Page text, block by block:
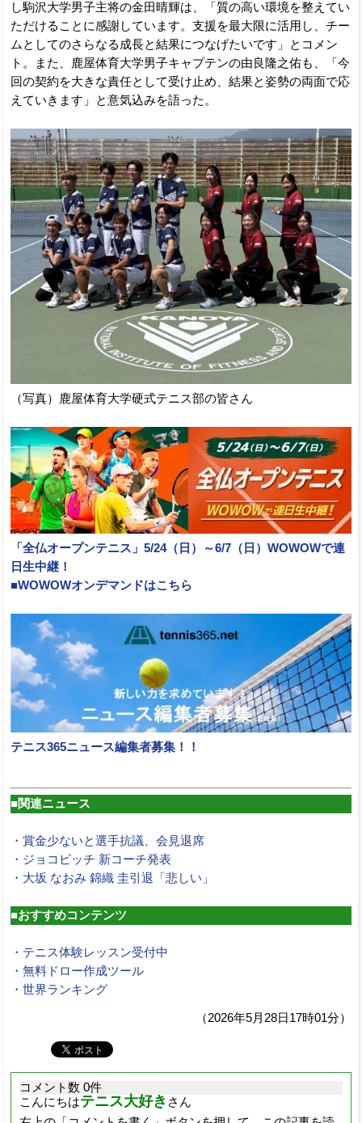
し駒沢大学男子主将の金田晴輝は、「質の高い環境を整えてい
ただけることに感謝しています。支援を最大限に活用し、チー
ムとしてのさらなる成長と結果につなげたいです」とコメン
ト。また、鹿屋体育大学男子キャプテンの由良隆之佑も、「今
回の契約を大きな責任として受け止め、結果と姿勢の両面で応
えていきます」と意気込みを語った。
（写真）鹿屋体育大学硬式テニス部の皆さん
「全仏オープンテニス」5/24（日）～6/7（日）WOWOWで連
日生中継！
■WOWOWオンデマンドはこちら
テニス365ニュース編集者募集！！
■関連ニュース
・賞金少ないと選手抗議、会見退席
・ジョコビッチ 新コーチ発表
・大坂 なおみ 錦織 圭引退「悲しい」
■おすすめコンテンツ
・テニス体験レッスン受付中
・無料ドロー作成ツール
・世界ランキング
（2026年5月28日17時01分）
コメント数 0件
こんにちはテニス大好き さん